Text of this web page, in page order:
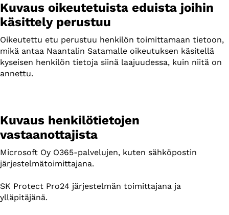
Kuvaus oikeutetuista eduista joihin
käsittely perustuu
Oikeutettu etu perustuu henkilön toimittamaan tietoon,
mikä antaa Naantalin Satamalle oikeutuksen käsitellä
kyseisen henkilön tietoja siinä laajuudessa, kuin niitä on
annettu.
Kuvaus henkilötietojen
vastaanottajista
Microsoft Oy O365-palvelujen, kuten sähköpostin
järjestelmätoimittajana.
SK Protect Pro24 järjestelmän toimittajana ja
ylläpitäjänä.